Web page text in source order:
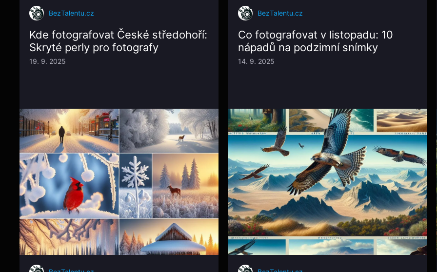
BezTalentu.cz
Kde fotografovat České středohoří:
Skryté perly pro fotografy
19. 9. 2025
BezTalentu.cz
Co fotografovat v listopadu: 10
nápadů na podzimní snímky
14. 9. 2025